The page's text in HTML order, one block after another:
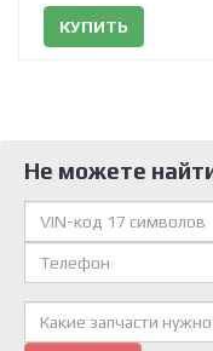
КУПИТЬ
Не можете